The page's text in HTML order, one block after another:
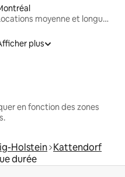
Locations moyenne et longue durée
plus
en fonction des zones
Holstein Kattendorf
durée